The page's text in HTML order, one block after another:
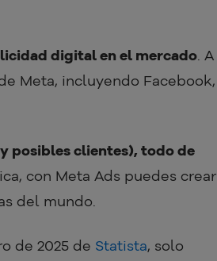
digital en el mercado. A
Meta, incluyendo Facebook,
posibles clientes), todo de
con Meta Ads puedes crear
del mundo.
de 2025 de Statista, solo